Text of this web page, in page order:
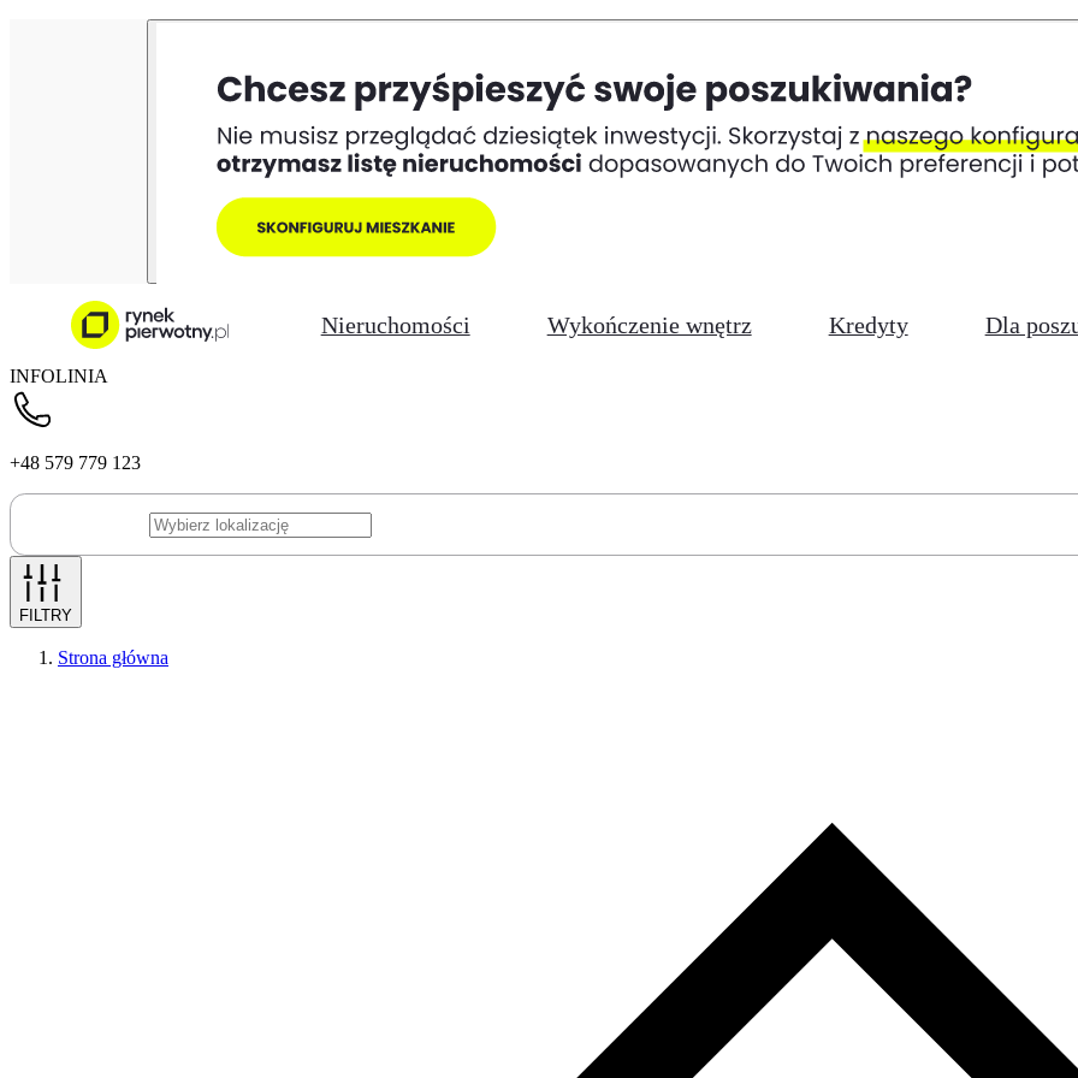
Nieruchomości Wykończenie wnętrz Kredyty Dla
INFOLINIA
+48 579 779 123
FILTRY
Strona główna